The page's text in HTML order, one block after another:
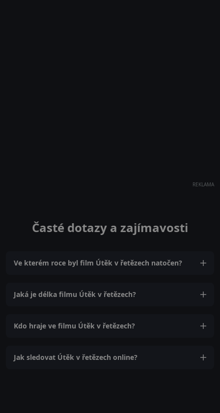
REKLAMA
Časté dotazy a zajímavosti
Ve kterém roce byl film Útěk v řetězech natočen?
Jaká je délka filmu Útěk v řetězech?
Kdo hraje ve filmu Útěk v řetězech?
Jak sledovat Útěk v řetězech online?